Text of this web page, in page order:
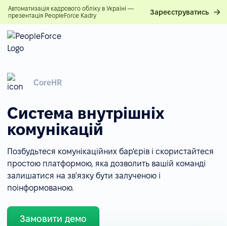
Автоматизація кадрового обліку в Україні —
презентація PeopleForce Kadry
Зареєструватись
CoreHR
Система внутрішніх
комунікацій
Позбудьтеся комунікаційних бар'єрів і скористайтеся
простою платформою, яка дозволить вашій команді
залишатися на зв'язку бути залученою і
поінформованою.
Замовити демо